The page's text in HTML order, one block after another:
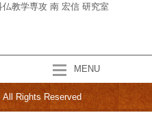
教学専攻 南 宏信 研究室
MENU
Rights Reserved